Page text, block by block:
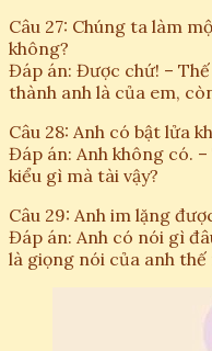
Câu 27: Chúng ta làm
không?
Đáp án: Được chứ! –
thành anh là của em,
Câu 28: Anh có bật lửa
Đáp án: Anh không có.
kiểu gì mà tài vậy?
Câu 29: Anh im lặng
Đáp án: Anh có nói gì
là giọng nói của anh thế